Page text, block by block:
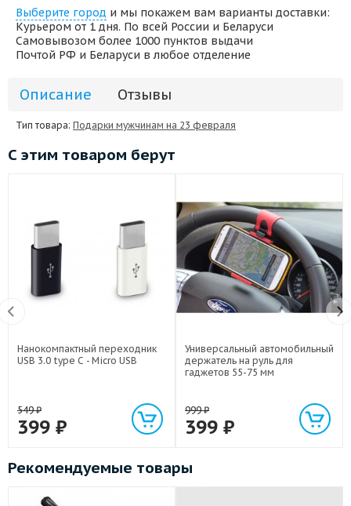
Выберите город и мы покажем вам варианты доставки:
Курьером от 1 дня. По всей России и Беларуси
Самовывозом более 1000 пунктов выдачи
Почтой РФ и Беларуси в любое отделение
Описание Отзывы
Тип товара: Подарки мужчинам на 23 февраля
С этим товаром берут
Нанокомпактный переходник
USB 3.0 type C - Micro USB
549₽
399 ₽
Универсальный автомобильный
держатель на руль для
гаджетов 55-75 мм
999₽
399 ₽
Рекомендуемые товары